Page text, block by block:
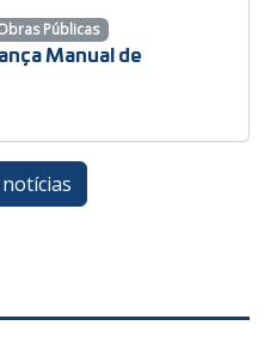
Manual de
Públicas